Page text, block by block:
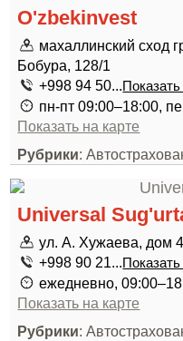
O'zbekinvest
махаллинский сход
Бобура, 128/1
+998 94 50...
пн-пт 09:00–18:00,
Показать на карте
Рубрики:
Universal
ул. А. Хужаева, дом
+998 90 21...
ежедневно,
Показать на карте
Рубрики: